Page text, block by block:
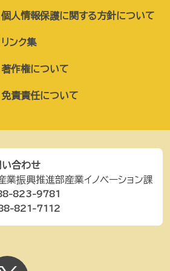
個人情報保護に関する方針について
リンク集
著作権について
免責責任について
い合わせ
業振興推進部産業イノベーション課
823-9781
821-7112